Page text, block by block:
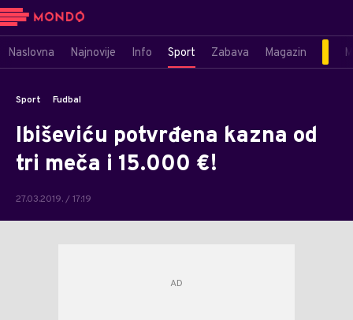
Naslovna Najnovije Info Sport Zabava Magazin
Sport Fudbal
Ibiševiću potvrđena kazna od
tri meča i 15.000 €!
27.03.2019. / 17:19